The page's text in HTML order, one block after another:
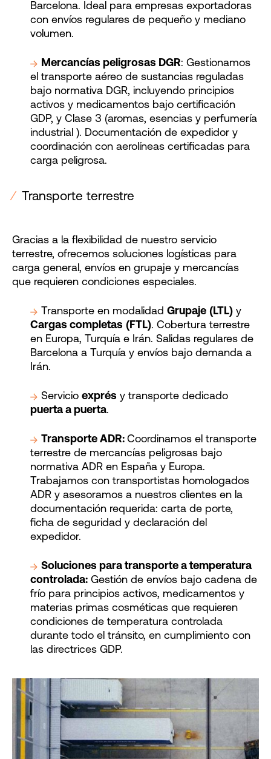
Barcelona. Ideal para empresas exportadoras
con envíos regulares de pequeño y mediano
volumen.
Mercancías peligrosas DGR: Gestionamos
el transporte aéreo de sustancias reguladas
bajo normativa DGR, incluyendo principios
activos y medicamentos bajo certificación
GDP, y Clase 3 (aromas, esencias y perfumería
industrial ). Documentación de expedidor y
coordinación con aerolíneas certificadas para
carga peligrosa.
⁄Transporte terrestre
Gracias a la flexibilidad de nuestro servicio
terrestre, ofrecemos soluciones logísticas para
carga general, envíos en grupaje y mercancías
que requieren condiciones especiales.
Transporte en modalidad Grupaje (LTL) y
Cargas completas (FTL). Cobertura terrestre
en Europa, Turquía e Irán. Salidas regulares de
Barcelona a Turquía y envíos bajo demanda a
Irán.
Servicio exprés y transporte dedicado
puerta a puerta.
Transporte ADR: Coordinamos el transporte
terrestre de mercancías peligrosas bajo
normativa ADR en España y Europa.
Trabajamos con transportistas homologados
ADR y asesoramos a nuestros clientes en la
documentación requerida: carta de porte,
ficha de seguridad y declaración del
expedidor.
Soluciones para transporte a temperatura
controlada: Gestión de envíos bajo cadena de
frío para principios activos, medicamentos y
materias primas cosméticas que requieren
condiciones de temperatura controlada
durante todo el tránsito, en cumplimiento con
las directrices GDP.